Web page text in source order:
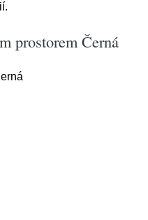
prostorem Černá